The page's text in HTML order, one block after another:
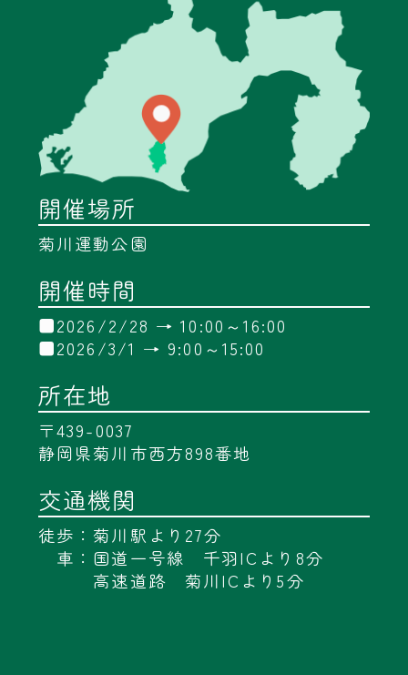
開催場所
菊川運動公園
開催時間
■2026/2/28 → 10:00～16:00
■2026/3/1 → 9:00～15:00
所在地
〒439-0037
静岡県菊川市西方898番地
交通機関
徒歩：菊川駅より27分
車：国道一号線 千羽ICより8分
高速道路 菊川ICより5分